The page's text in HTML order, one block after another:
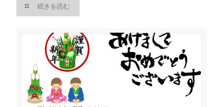
続きを読む